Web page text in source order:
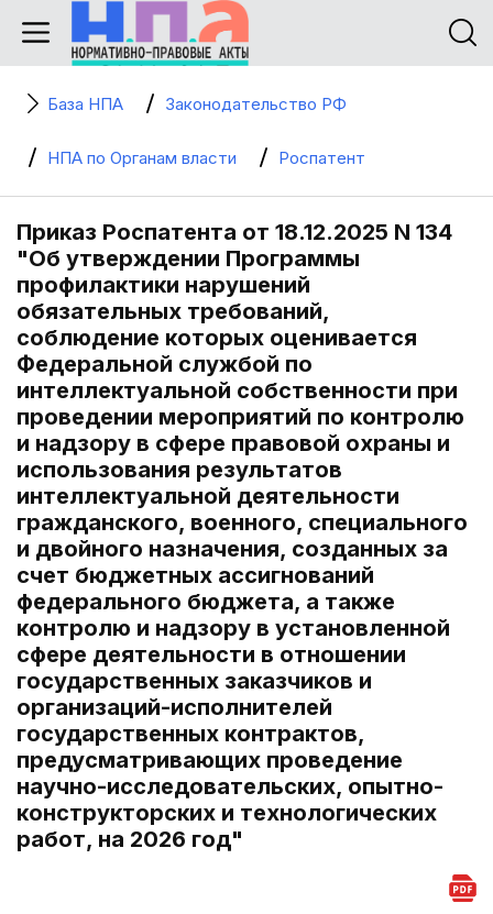
База НПА Законодательство РФ
НПА по Органам власти Роспатент
Приказ Роспатента от 18.12.2025 N 134
"Об утверждении Программы
профилактики нарушений
обязательных требований,
соблюдение которых оценивается
Федеральной службой по
интеллектуальной собственности при
проведении мероприятий по контролю
и надзору в сфере правовой охраны и
использования результатов
интеллектуальной деятельности
гражданского, военного, специального
и двойного назначения, созданных за
счет бюджетных ассигнований
федерального бюджета, а также
контролю и надзору в установленной
сфере деятельности в отношении
государственных заказчиков и
организаций-исполнителей
государственных контрактов,
предусматривающих проведение
научно-исследовательских, опытно-
конструкторских и технологических
работ, на 2026 год"